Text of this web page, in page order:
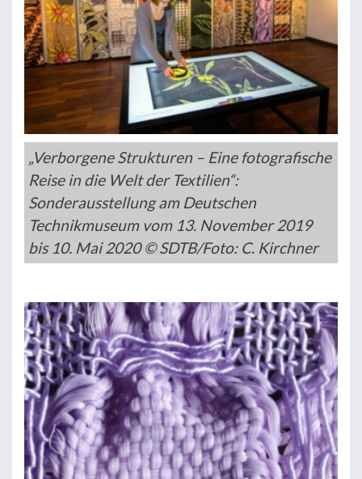
„Verborgene Strukturen – Eine fotografische
Reise in die Welt der Textilien“:
Sonderausstellung am Deutschen
Technikmuseum vom 13. November 2019
bis 10. Mai 2020 © SDTB/Foto: C. Kirchner